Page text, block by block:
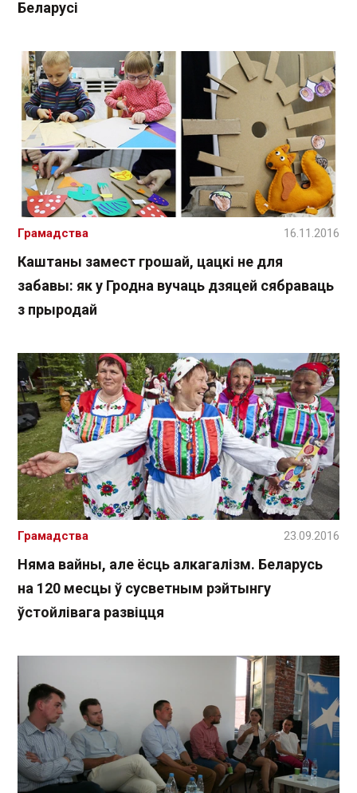
Беларусі
Каштаны замест грошай, цацкі не для
забавы: як у Гродна вучаць дзяцей сябраваць
з прыродай
Грамадства 16.11.2016
Няма вайны, але ёсць алкагалізм. Беларусь
на 120 месцы ў сусветным рэйтынгу
ўстойлівага развіцця
Грамадства 23.09.2016